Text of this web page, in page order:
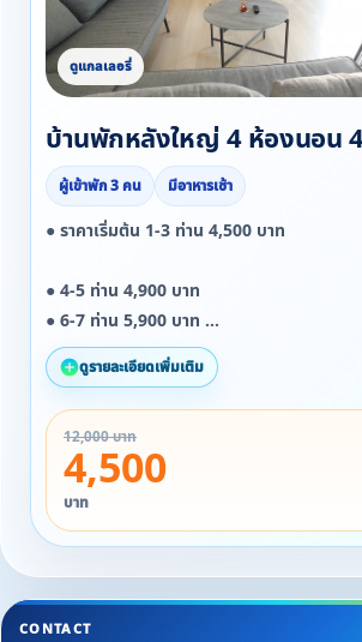
บ้านพักหลังใหญ่ 4 ห้องนอน
ผู้เข้าพัก 3 คน มีอาหารเช้า
● ราคาเริ่มต้น 1-3 ท่าน 4,500 บาท
● 4-5 ท่าน 4,900 บาท
● 6-7 ท่าน 5,900 บาท
● 8-9 ท่าน 6,900 บาท
● 10-11 ท่าน 7,900 บาท
● 12-13 ท่าน 8,900 บาท
● 14-15 ท่าน 9,900 บาท
● 16-17 ท่าน 10,900 บาท
● 18-19 ท่าน 11,900 บาท
ดูรายละเอียดเพิ่มเติม
12,000 บาท
4,500
บาท
CONTACT